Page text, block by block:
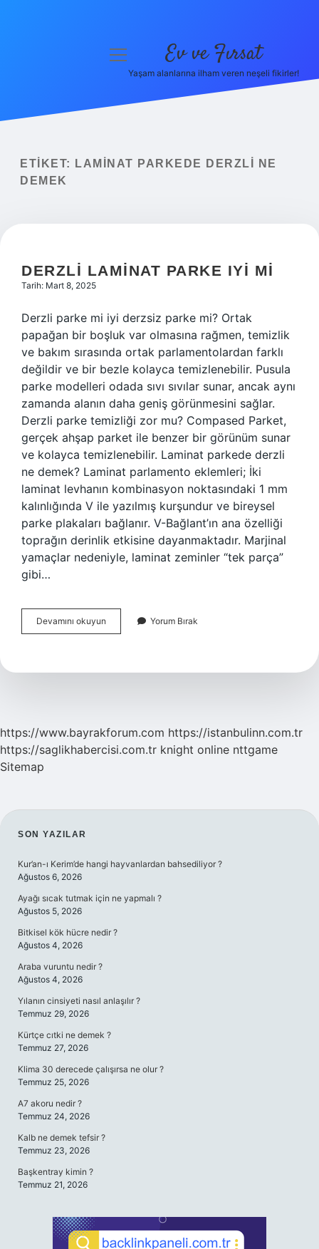
Yasal Uyarı
menüyü
Ev ve Fırsat
Yaşam alanlarına ilham veren neşeli fikirler!
ETIKET:
LAMINAT PARKEDE DERZLI NE
DEMEK
DERZLI LAMINAT PARKE IYI MI
Tarih: Mart 8, 2025
Derzli parke mi iyi derzsiz parke mi? Ortak
papağan bir boşluk var olmasına rağmen, temizlik
ve bakım sırasında ortak parlamentolardan farklı
değildir ve bir bezle kolayca temizlenebilir. Pusula
parke modelleri odada sıvı sıvılar sunar, ancak aynı
zamanda alanın daha geniş görünmesini sağlar.
Derzli parke temizliği zor mu? Compased Parket,
gerçek ahşap parket ile benzer bir görünüm sunar
ve kolayca temizlenebilir. Laminat parkede derzli
ne demek? Laminat parlamento eklemleri; İki
laminat levhanın kombinasyon noktasındaki 1 mm
kalınlığında V ile yazılmış kurşundur ve bireysel
parke plakaları bağlanır. V-Bağlant’ın ana özelliği
toprağın derinlik etkisine dayanmaktadır. Marjinal
yamaçlar nedeniyle, laminat zeminler “tek parça”
gibi…
Devamını okuyun
Laminat
Mi
Yorum Bırak
https://www.bayrakforum.com https://istanbulinn.com.tr
https://saglikhabercisi.com.tr knight online nttgame
Sitemap
SIDEBAR
SON YAZILAR
Kur’an-ı Kerim’de hangi hayvanlardan bahsediliyor ?
Ağustos 6, 2026
Ayağı sıcak tutmak için ne yapmalı ?
Ağustos 5, 2026
Bitkisel kök hücre nedir ?
Ağustos 4, 2026
Araba vuruntu nedir ?
Ağustos 4, 2026
Yılanın cinsiyeti nasıl anlaşılır ?
Temmuz 29, 2026
Kürtçe cıtki ne demek ?
Temmuz 27, 2026
Klima 30 derecede çalışırsa ne olur ?
Temmuz 25, 2026
A7 akoru nedir ?
Temmuz 24, 2026
Kalb ne demek tefsir ?
Temmuz 23, 2026
Başkentray kimin ?
Temmuz 21, 2026